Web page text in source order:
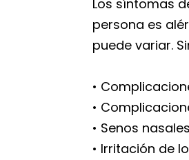
Los síntomas
persona es
puede variar.
•
•
• Senos
• Irritación de